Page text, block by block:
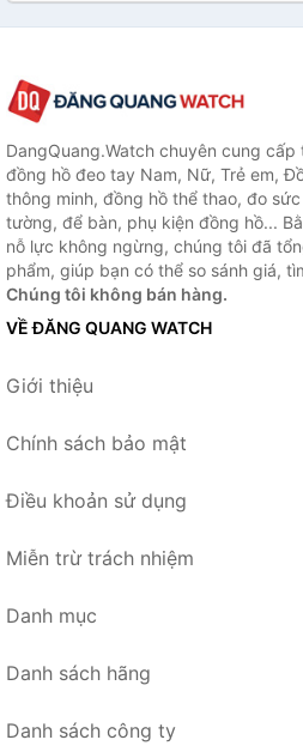
DangQuang.Watch chuyên cung
đồng hồ đeo tay Nam, Nữ, Trẻ em,
thông minh, đồng hồ thể thao, đo
tường, để bàn, phụ kiện đồng hồ...
nỗ lực không ngừng, chúng tôi đã
phẩm, giúp bạn có thể so sánh giá,
Chúng tôi không bán hàng.
VỀ ĐĂNG QUANG WATCH
Giới thiệu
Chính sách bảo mật
Điều khoản sử dụng
Miễn trừ trách nhiệm
Danh mục
Danh sách hãng
Danh sách công ty